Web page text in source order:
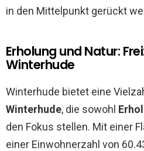
in den Mittelpunkt gerückt
Erholung und Natur:
Winterhude
Winterhude bietet eine
Winterhude, die sowohl
den Fokus stellen. Mit einer
einer Einwohnerzahl von